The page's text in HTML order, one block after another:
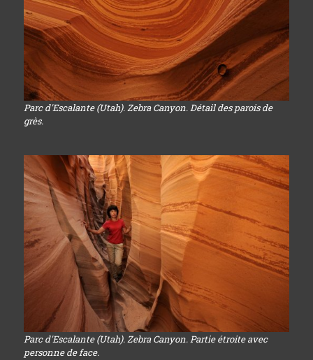
Parc d'Escalante (Utah). Zebra Canyon. Détail des parois de
grès.
Parc d'Escalante (Utah). Zebra Canyon. Partie étroite avec
personne de face.